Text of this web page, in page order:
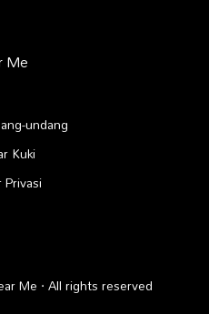
undang
Kuki
Privasi
Me · All rights reserved